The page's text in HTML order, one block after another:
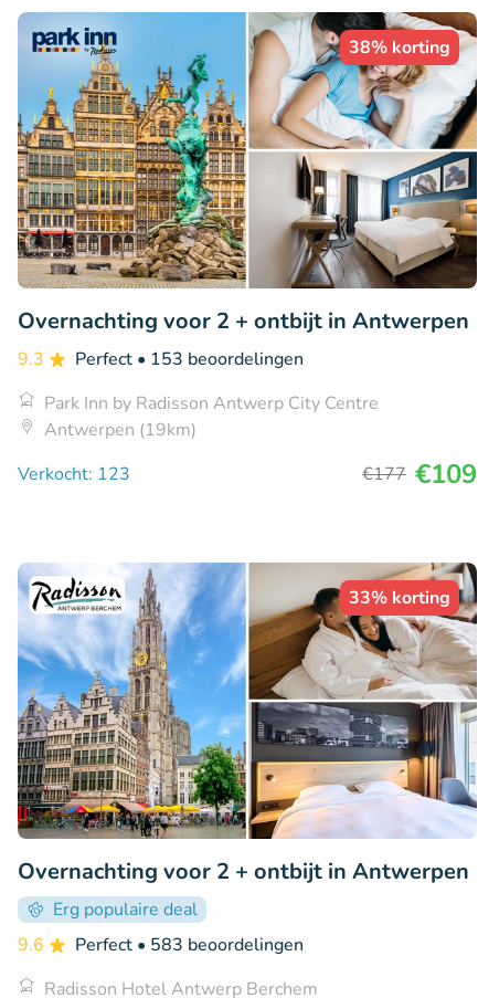
38% korting
Overnachting voor 2 + ontbijt in Antwerpen
9.3 Perfect • 153 beoordelingen
Park Inn by Radisson Antwerp City Centre
Antwerpen (19km)
Verkocht: 123
€177 €109
33% korting
Overnachting voor 2 + ontbijt in Antwerpen
Erg populaire deal
9.6
Perfect • 583 beoordelingen
Radisson Hotel Antwerp Berchem